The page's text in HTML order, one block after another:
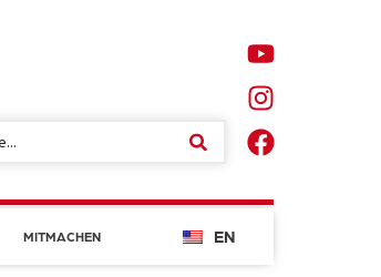
MITMACHEN EN